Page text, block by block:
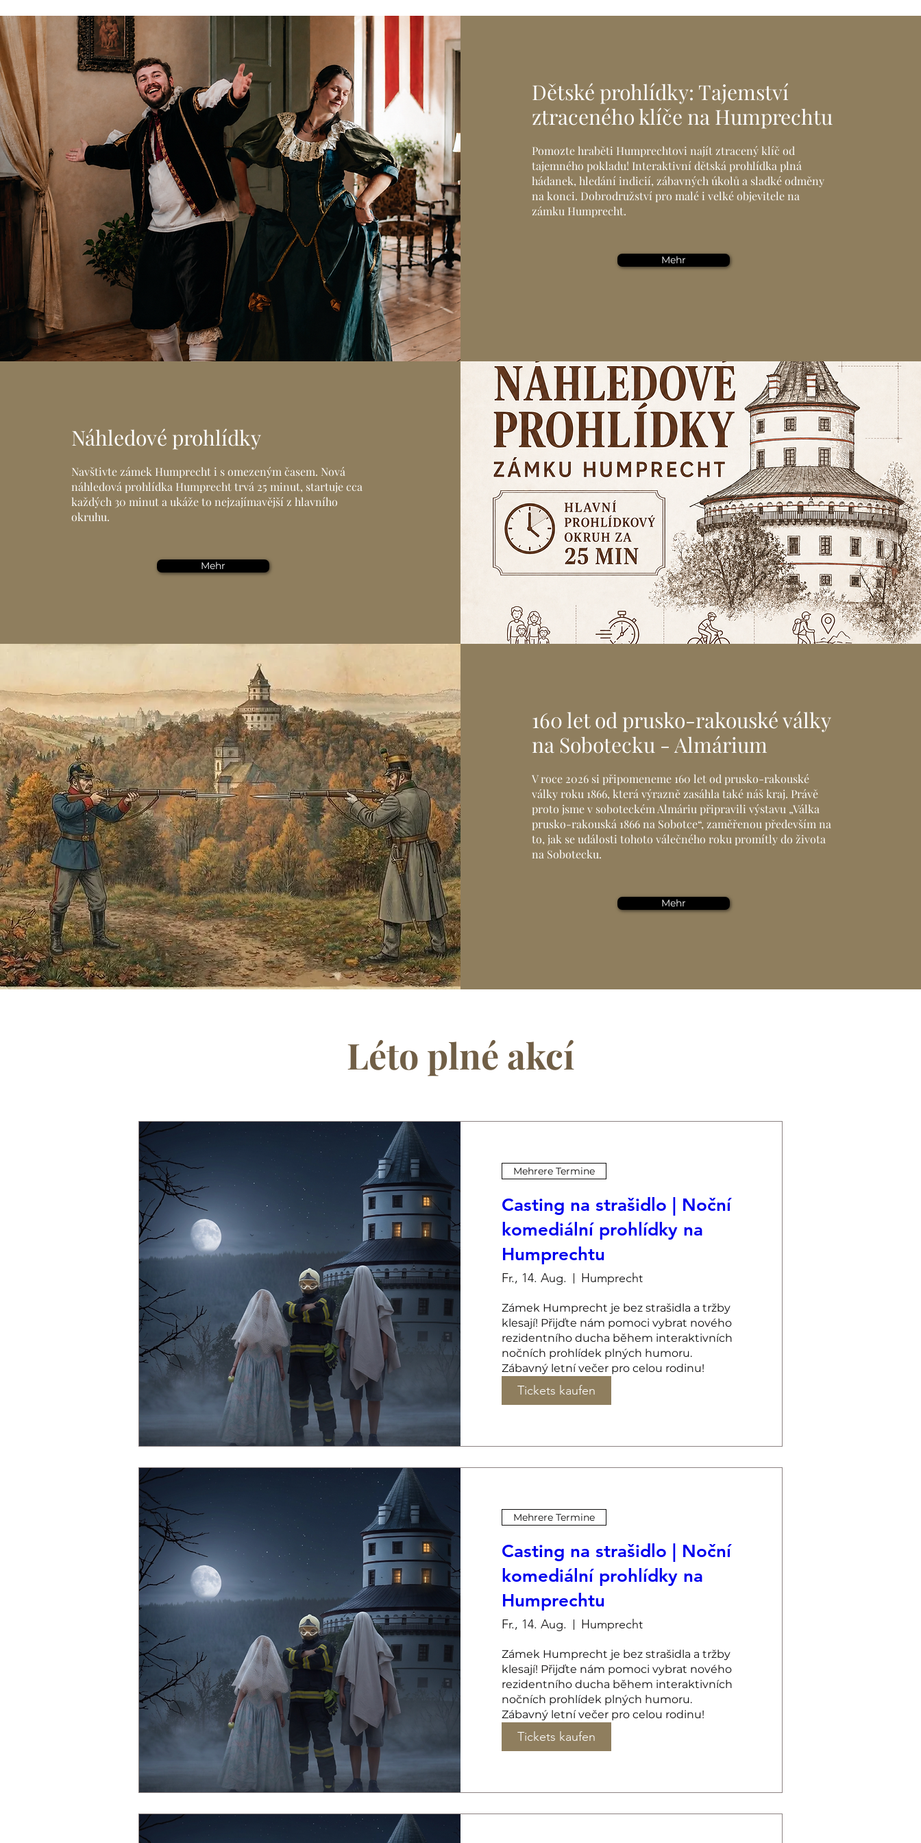
Dětské prohlídky: Tajemství
ztraceného klíče na Humprechtu
Pomozte hraběti Humprechtovi najít ztracený klíč od
tajemného pokladu! Interaktivní dětská prohlídka plná
hádanek, hledání indicií, zábavných úkolů a sladké odměny
na konci. Dobrodružství pro malé i velké objevitele na
zámku Humprecht.
Mehr
Náhledové prohlídky
Navštivte zámek Humprecht i s omezeným časem. Nová
náhledová prohlídka Humprecht trvá 25 minut, startuje cca
každých 30 minut a ukáže to nejzajímavější z hlavního
okruhu.
Mehr
160 let od prusko-rakouské války
na Sobotecku - Almárium
V roce 2026 si připomeneme 160 let od prusko-rakouské
války roku 1866, která výrazně zasáhla také náš kraj. Právě
proto jsme v soboteckém Almáriu připravili výstavu „Válka
prusko-rakouská 1866 na Sobotce“, zaměřenou především na
to, jak se události tohoto válečného roku promítly do života
na Sobotecku.
Mehr
Léto plné akcí
Mehrere Termine
Casting na strašidlo | Noční
komediální prohlídky na
Humprechtu
Fr., 14. Aug. Humprecht
Zámek Humprecht je bez strašidla a tržby
klesají! Přijďte nám pomoci vybrat nového
rezidentního ducha během interaktivních
nočních prohlídek plných humoru.
Zábavný letní večer pro celou rodinu!
Tickets kaufen
Mehrere Termine
Casting na strašidlo | Noční
komediální prohlídky na
Humprechtu
Fr., 14. Aug. Humprecht
Zámek Humprecht je bez strašidla a tržby
klesají! Přijďte nám pomoci vybrat nového
rezidentního ducha během interaktivních
nočních prohlídek plných humoru.
Zábavný letní večer pro celou rodinu!
Tickets kaufen